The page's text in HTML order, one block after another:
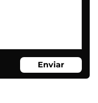
Enviar